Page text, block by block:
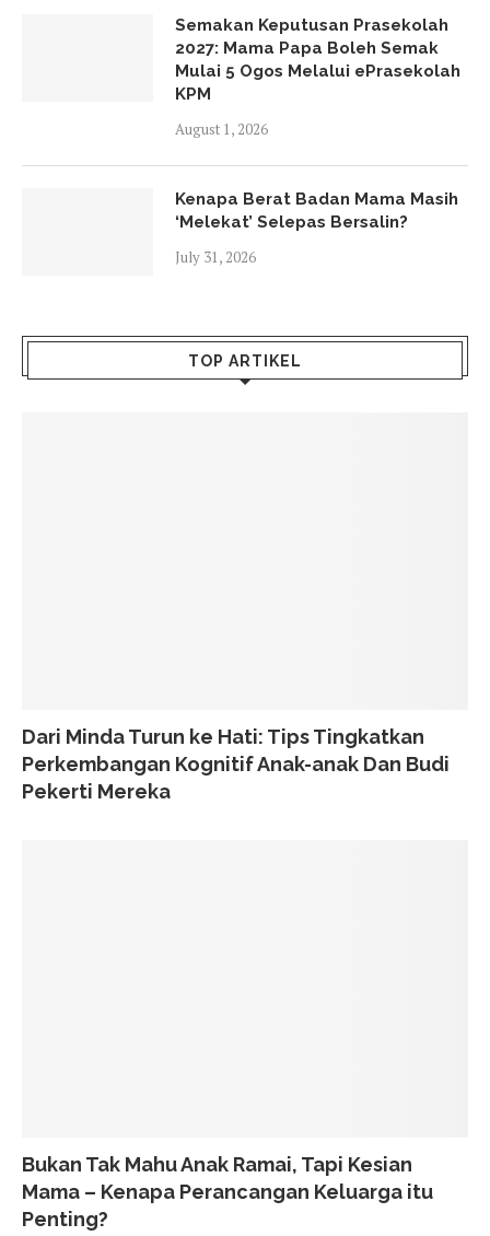
Semakan Keputusan Prasekolah
2027: Mama Papa Boleh Semak
Mulai 5 Ogos Melalui ePrasekolah
KPM
August 1, 2026
Kenapa Berat Badan Mama Masih
‘Melekat’ Selepas Bersalin?
July 31, 2026
TOP ARTIKEL
Dari Minda Turun ke Hati: Tips Tingkatkan
Perkembangan Kognitif Anak-anak Dan Budi
Pekerti Mereka
Bukan Tak Mahu Anak Ramai, Tapi Kesian
Mama – Kenapa Perancangan Keluarga itu
Penting?